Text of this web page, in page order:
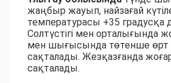
жаңбыр жауып, найзағай
температурасы +35 градусқа
Солтүстігі мен орталығында
мен шығысында төтенше өрт
сақталады. Жезқазғанда
сақталады.